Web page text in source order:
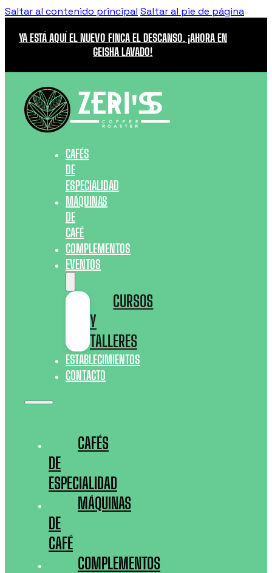
Saltar al contenido principal Saltar al pie de página
YA ESTÁ AQUÍ EL NUEVO FINCA EL DESCANSO. ¡AHORA EN
GEISHA LAVADO!
CAFÉS
DE
ESPECIALIDAD
MÁQUINAS
DE
CAFÉ
COMPLEMENTOS
EVENTOS
CURSOS
Y
TALLERES
ESTABLECIMIENTOS
CONTACTO
CAFÉS
DE
ESPECIALIDAD
MÁQUINAS
DE
CAFÉ
COMPLEMENTOS